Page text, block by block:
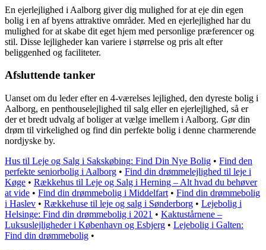
En ejerlejlighed i Aalborg giver dig mulighed for at eje din egen
bolig i en af byens attraktive områder. Med en ejerlejlighed har du
mulighed for at skabe dit eget hjem med personlige præferencer og
stil. Disse lejligheder kan variere i størrelse og pris alt efter
beliggenhed og faciliteter.
Afsluttende tanker
Uanset om du leder efter en 4-værelses lejlighed, den dyreste bolig i
Aalborg, en penthouselejlighed til salg eller en ejerlejlighed, så er
der et bredt udvalg af boliger at vælge imellem i Aalborg. Gør din
drøm til virkelighed og find din perfekte bolig i denne charmerende
nordjyske by.
Hus til Leje og Salg i Sakskøbing: Find Din Nye Bolig • Find den
perfekte seniorbolig i Aalborg • Find din drømmelejlighed til leje i
Køge • Rækkehus til Leje og Salg i Herning – Alt hvad du behøver
at vide • Find din drømmebolig i Middelfart • Find din drømmebolig
i Haslev • Rækkehuse til leje og salg i Sønderborg • Lejebolig i
Helsinge: Find din drømmebolig i 2021 • Kaktustårnene –
Luksuslejligheder i København og Esbjerg • Lejebolig i Galten:
Find din drømmebolig •